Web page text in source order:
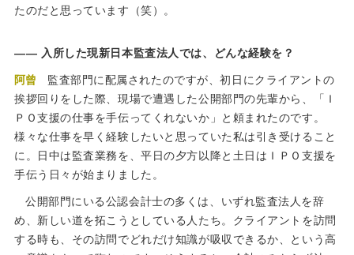
たのだと思っています（笑）。
入所した現新日本監査法人では、どんな経験を？
阿曾
監査部門に配属されたのですが、初日にクライアントの
挨拶回りをした際、現場で遭遇した公開部門の先輩から、「Ｉ
ＰＯ支援の仕事を手伝ってくれないか」と頼まれたのです。
様々な仕事を早く経験したいと思っていた私は引き受けること
に。日中は監査業務を、平日の夕方以降と土日はＩＰＯ支援を
手伝う日々が始まりました。
公開部門にいる公認会計士の多くは、いずれ監査法人を辞
め、新しい道を拓こうとしている人たち。クライアントを訪問
する時も、その訪問でどれだけ知識が吸収できるか、という高